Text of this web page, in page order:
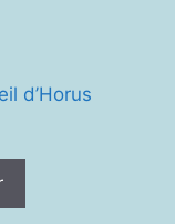
d’Horus